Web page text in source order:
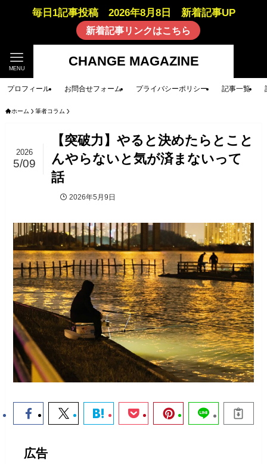
毎日1記事投稿 2026年8月8日 新着記事UP
新着記事リンクはこちら
CHANGE MAGAZINE
MENU
プロフィール お問合せフォーム プライバシーポリシー 記事一覧
ホーム 筆者コラム
【突破力】やると決めたらとこと
んやらないと気が済まないって
話
2026
5/09
2026年5月9日
広告